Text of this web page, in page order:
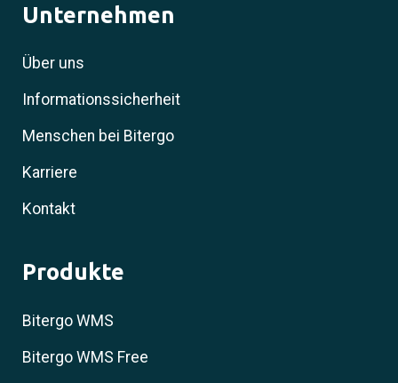
Unternehmen
Über uns
Informationssicherheit
Menschen bei Bitergo
Karriere
Kontakt
Produkte
Bitergo WMS
Bitergo WMS Free